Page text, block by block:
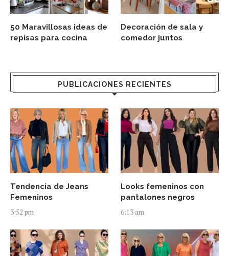
50 Maravillosas ideas de
repisas para cocina
Decoración de sala y
comedor juntos
PUBLICACIONES RECIENTES
Tendencia de Jeans
Femeninos
3:52 pm
Looks femeninos con
pantalones negros
6:13 am